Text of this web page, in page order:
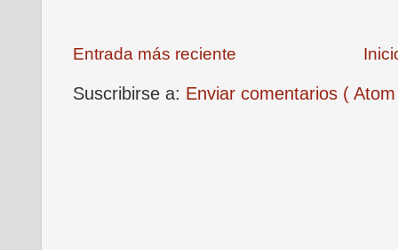
Entrada más reciente
Suscribirse a: Enviar comentarios (